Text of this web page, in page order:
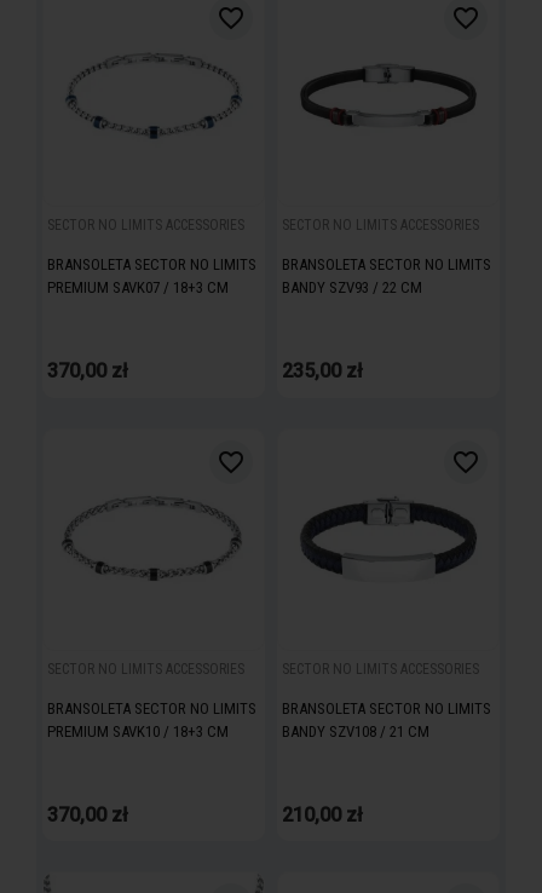
SECTOR NO LIMITS ACCESSORIES
BRANSOLETA SECTOR NO LIMITS
PREMIUM SAVK07 / 18+3 CM
370,00 zł
favorite_border
SECTOR NO LIMITS ACCESSORIES
BRANSOLETA SECTOR NO LIMITS
BANDY SZV93 / 22 CM
235,00 zł
favorite_border
SECTOR NO LIMITS ACCESSORIES
BRANSOLETA SECTOR NO LIMITS
PREMIUM SAVK10 / 18+3 CM
370,00 zł
favorite_border
SECTOR NO LIMITS ACCESSORIES
BRANSOLETA SECTOR NO LIMITS
BANDY SZV108 / 21 CM
210,00 zł
favorite_border